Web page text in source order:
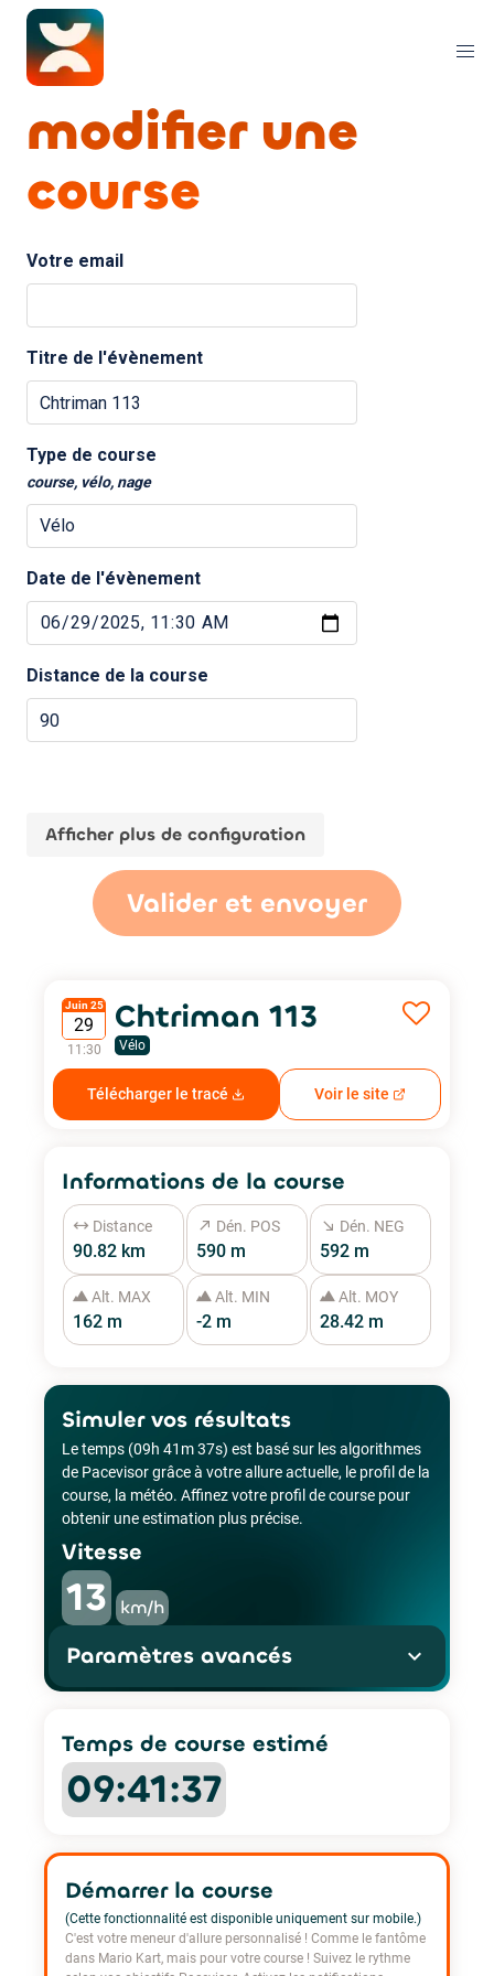
modifier une
course
Votre email
Titre de l'évènement
Type de course
course, vélo, nage
Date de l'évènement
Distance de la course
Afficher plus de configuration
Valider et envoyer